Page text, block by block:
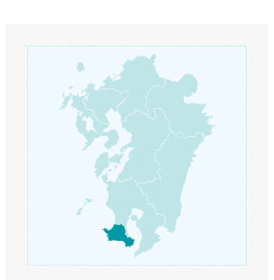
薬
師
如
来
と
ご
縁
を